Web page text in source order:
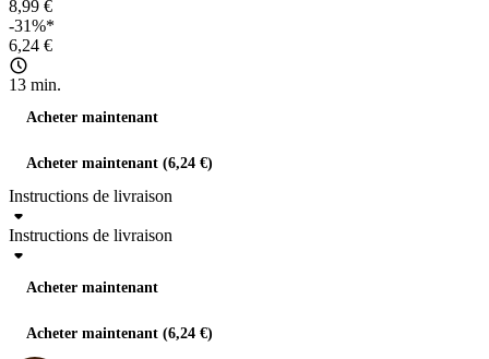
8,99 €
-31%*
6,24 €
13 min.
Acheter maintenant
Acheter maintenant (6,24 €)
Instructions de livraison
Instructions de livraison
Acheter maintenant
Acheter maintenant (6,24 €)